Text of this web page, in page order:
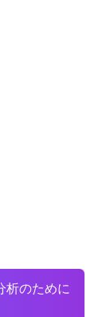
析のために